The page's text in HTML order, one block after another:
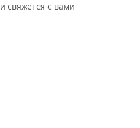
свяжется с вами